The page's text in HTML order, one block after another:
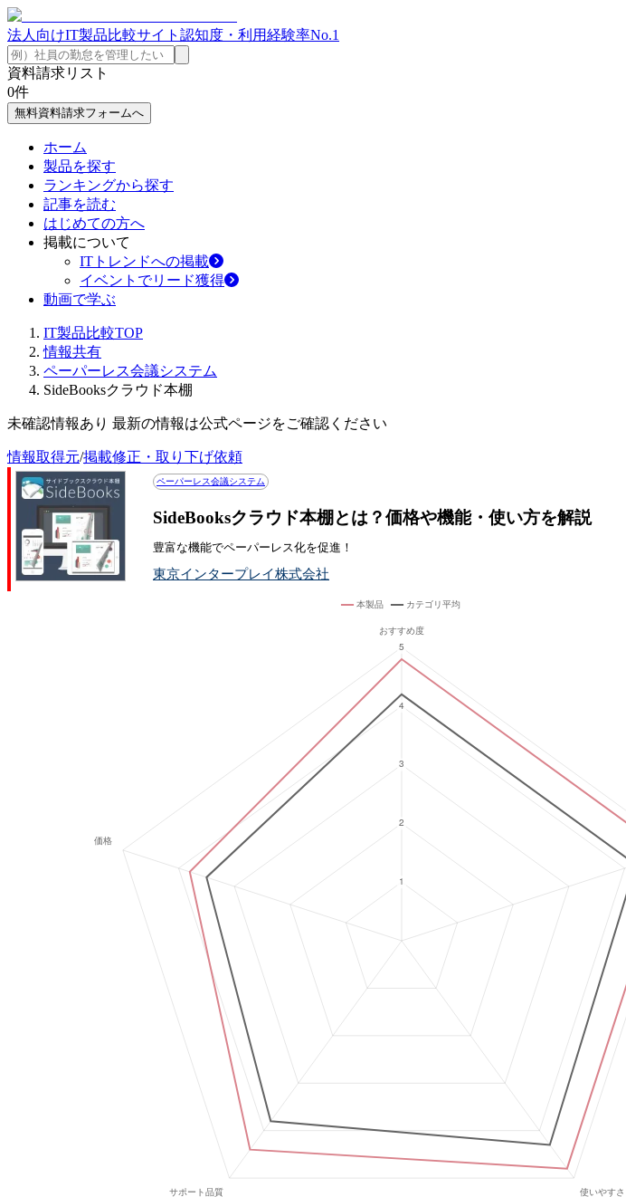
法人向けIT製品比較サイト 認知度・利用経験率No.1
資料請求リスト
0件
無料資料請求フォームへ
ホーム
製品を探す
ランキングから探す
記事を読む
はじめての方へ
掲載について
ITトレンドへの掲載
イベントでリード獲得
動画で学ぶ
IT製品比較TOP
情報共有
ペーパーレス会議システム
SideBooksクラウド本棚
未確認情報あり 最新の情報は公式ページをご確認ください
情報取得元/掲載修正・取り下げ依頼
ペーパーレス会議システム
SideBooksクラウド本棚とは？価格や機能・使い方を解説
豊富な機能でペーパーレス化を促進！
東京インタープレイ株式会社